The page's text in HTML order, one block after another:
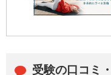
受験の口コミ